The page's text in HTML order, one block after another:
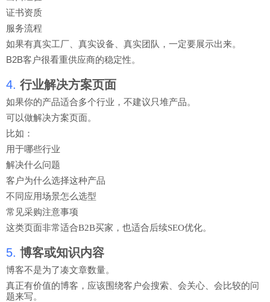
证书资质
服务流程
如果有真实工厂、真实设备、真实团队，一定要展示出来。
B2B客户很看重供应商的稳定性。
4. 行业解决方案页面
如果你的产品适合多个行业，不建议只堆产品。
可以做解决方案页面。
比如：
用于哪些行业
解决什么问题
客户为什么选择这种产品
不同应用场景怎么选型
常见采购注意事项
这类页面非常适合B2B买家，也适合后续SEO优化。
5. 博客或知识内容
博客不是为了凑文章数量。
真正有价值的博客，应该围绕客户会搜索、会关心、会比较的问
题来写。